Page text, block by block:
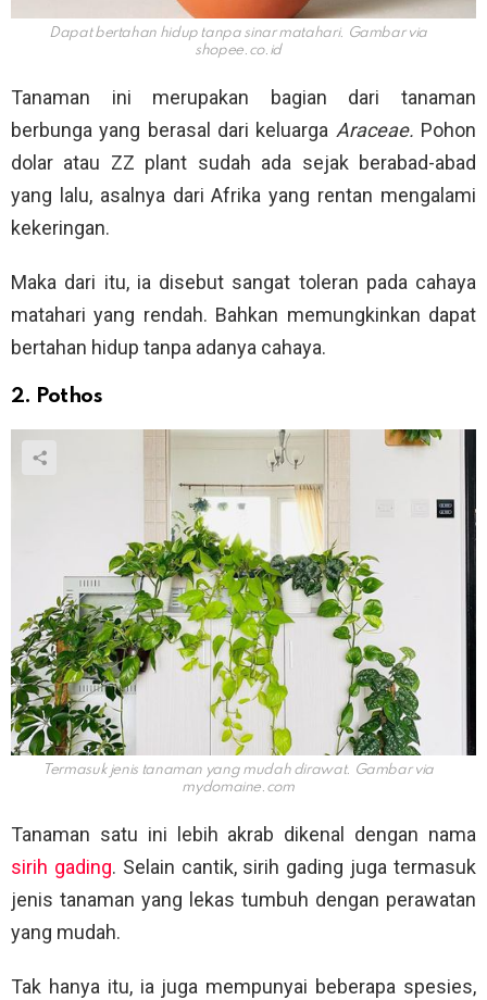
Dapat bertahan hidup tanpa sinar matahari. Gambar via
shopee.co.id
Tanaman ini merupakan bagian dari tanaman
berbunga yang berasal dari keluarga Araceae. Pohon
dolar atau ZZ plant sudah ada sejak berabad-abad
yang lalu, asalnya dari Afrika yang rentan mengalami
kekeringan.
Maka dari itu, ia disebut sangat toleran pada cahaya
matahari yang rendah. Bahkan memungkinkan dapat
bertahan hidup tanpa adanya cahaya.
2. Pothos
Termasuk jenis tanaman yang mudah dirawat. Gambar via
mydomaine.com
Tanaman satu ini lebih akrab dikenal dengan nama
sirih gading. Selain cantik, sirih gading juga termasuk
jenis tanaman yang lekas tumbuh dengan perawatan
yang mudah.
Tak hanya itu, ia juga mempunyai beberapa spesies,